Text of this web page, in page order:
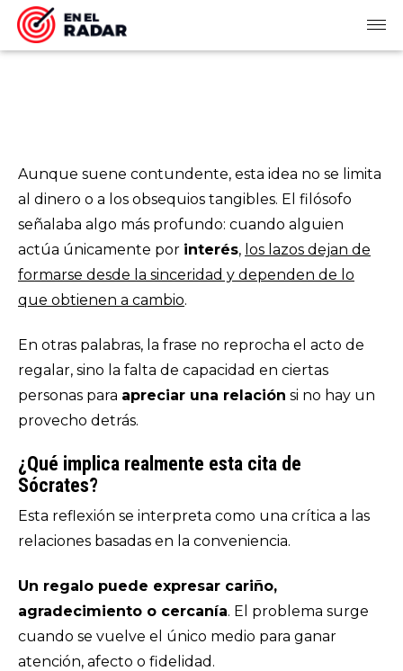
Aunque suene contundente, esta idea no se limita
al dinero o a los obsequios tangibles. El filósofo
señalaba algo más profundo: cuando alguien
actúa únicamente por interés, los lazos dejan de
formarse desde la sinceridad y dependen de lo
que obtienen a cambio.
En otras palabras, la frase no reprocha el acto de
regalar, sino la falta de capacidad en ciertas
personas para apreciar una relación si no hay un
provecho detrás.
¿Qué implica realmente esta cita de
Sócrates?
Esta reflexión se interpreta como una crítica a las
relaciones basadas en la conveniencia.
Un regalo puede expresar cariño,
agradecimiento o cercanía. El problema surge
cuando se vuelve el único medio para ganar
atención, afecto o fidelidad.